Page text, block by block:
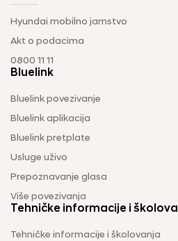
Hyundai mobilno jamstvo
Akt o podacima
0800 11 11
Bluelink
Bluelink povezivanje
Bluelink aplikacija
Bluelink pretplate
Usluge uživo
Prepoznavanje glasa
Više povezivanja
Tehničke informacije i
Tehničke informacije i školovanja